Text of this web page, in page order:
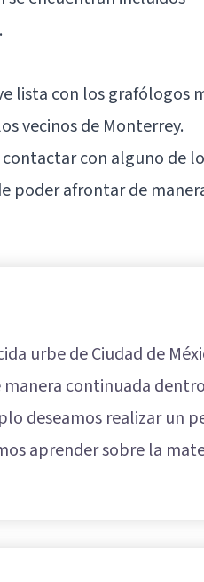
lista con los grafólogos
vecinos de Monterrey.
con alguno de
poder afrontar de
urbe de Ciudad de
continuada
deseamos realizar un
aprender sobre la